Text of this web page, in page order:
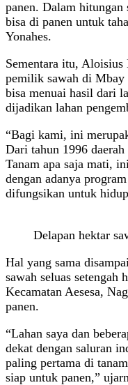
panen. Dalam hitungan
bisa di panen untuk
Yonahes.
Sementara itu,
pemilik sawah di Mbay
bisa menuai hasil dari
dijadikan lahan
“Bagi kami, ini
Dari tahun 1996
Tanam apa saja mati,
dengan adanya
difungsikan untuk
Delapan hektar
Hal yang sama
sawah seluas setengah
Kecamatan Aesesa,
panen.
“Lahan saya dan
dekat dengan saluran
paling pertama di
siap untuk panen,”